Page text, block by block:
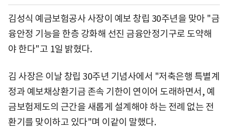
김성식 예금보험공사 사장이 예보 창립 30주년을 맞아 "금
융안정 기능을 한층 강화해 선진 금융안정기구로 도약해
야 한다"고 1일 밝혔다.
김 사장은 이날 창립 30주년 기념사에서 "저축은행 특별계
정과 예보채상환기금 존속 기한이 연이어 도래하면서, 예
금보험제도의 근간을 새롭게 설계해야 하는 전례 없는 전
환기를 맞이하고 있다"며 이같이 말했다.